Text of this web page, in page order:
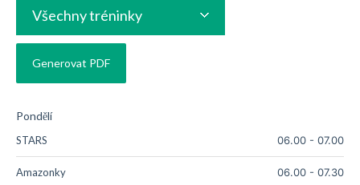
Všechny tréninky
Pondělí
STARS 06.00 - 07.00
Amazonky 06.00 - 07.30